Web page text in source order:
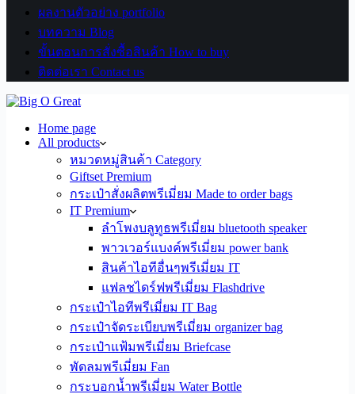
ผลงานตัวอย่าง portfolio
บทความ Blog
ขั้นตอนการสั่งซื้อสินค้า How to buy
ติดต่อเรา Contact us
Home page
All products
หมวดหมู่สินค้า Category
Giftset Premium
กระเป๋าสั่งผลิตพรีเมี่ยม Made to order bags
IT Premium
ลำโพงบลูทูธพรีเมี่ยม bluetooth speaker
พาวเวอร์แบงค์พรีเมี่ยม power bank
สินค้าไอทีอื่นๆพรีเมี่ยม IT
แฟลชไดร์ฟพรีเมี่ยม Flashdrive
กระเป๋าไอทีพรีเมี่ยม IT Bag
กระเป๋าจัดระเบียบพรีเมี่ยม organizer bag
กระเป๋าแฟ้มพรีเมี่ยม Briefcase
พัดลมพรีเมี่ยม Fan
กระบอกน้ำพรีเมี่ยม Water Bottle